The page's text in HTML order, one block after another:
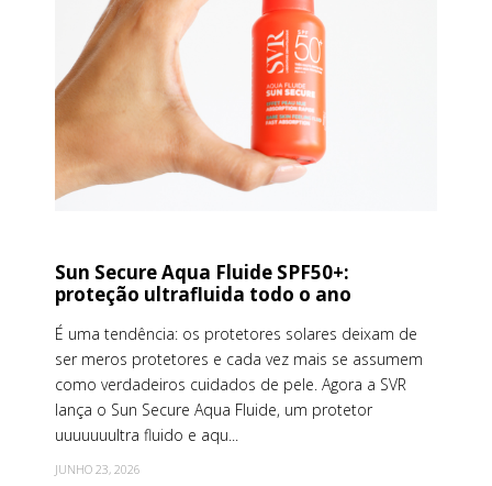
Sun Secure Aqua Fluide SPF50+:
proteção ultrafluida todo o ano
É uma tendência: os protetores solares deixam de
ser meros protetores e cada vez mais se assumem
como verdadeiros cuidados de pele. Agora a SVR
lança o Sun Secure Aqua Fluide, um protetor
uuuuuuultra fluido e aqu...
JUNHO 23, 2026